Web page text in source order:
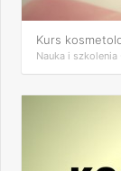
Kurs
Nauka i